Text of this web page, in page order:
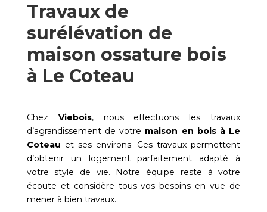
Travaux de
surélévation de
maison ossature bois
à Le Coteau
Chez Viebois, nous effectuons les travaux
d’agrandissement de votre maison en bois à Le
Coteau et ses environs. Ces travaux permettent
d’obtenir un logement parfaitement adapté à
votre style de vie. Notre équipe reste à votre
écoute et considère tous vos besoins en vue de
mener à bien travaux.